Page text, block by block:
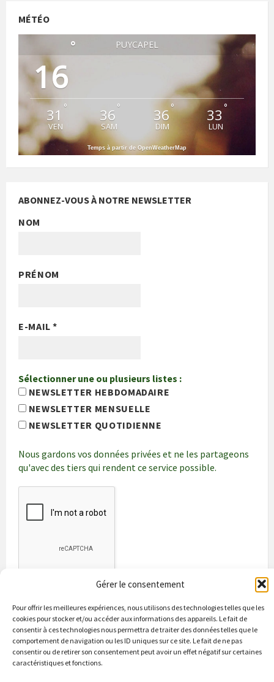
Gérer le consentement
Pour offrir les meilleures expériences, nous utilisons des technologies telles que les
cookies pour stocker et/ou accéder aux informations des appareils. Le fait de
consentir à ces technologies nous permettra de traiter des données telles que le
comportement de navigation ou les ID uniques sur ce site. Le fait de ne pas
consentir ou de retirer son consentement peut avoir un effet négatif sur certaines
caractéristiques et fonctions.
MÉTÉO
PUYCAPEL
16
°
31 °
VEN
36 °
SAM
36°
DIM
33 °
LUN
Temps à partir de OpenWeatherMap
ABONNEZ-VOUS À NOTRE NEWSLETTER
NOM
PRÉNOM
E-MAIL*
Sélectionner une ou plusieurs listes :
NEWSLETTER HEBDOMADAIRE
NEWSLETTER MENSUELLE
NEWSLETTER QUOTIDIENNE
Nous gardons vos données privées et ne les partageons
qu'avec des tiers qui rendent ce service possible.
Bienvenue à Puycapel